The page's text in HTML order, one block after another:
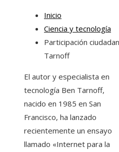
Inicio
Ciencia y tecnología
Participación
Tarnoff
El autor y especialista en
tecnología Ben Tarnoff,
nacido en 1985 en San
Francisco, ha lanzado
recientemente un ensayo
llamado «Internet para la